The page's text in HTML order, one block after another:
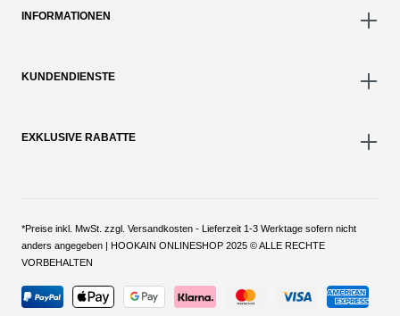
INFORMATIONEN
KUNDENDIENSTE
EXKLUSIVE RABATTE
*Preise inkl. MwSt. zzgl. Versandkosten - Lieferzeit 1-3 Werktage sofern nicht
anders angegeben | HOOKAIN ONLINESHOP 2025 © ALLE RECHTE
VORBEHALTEN